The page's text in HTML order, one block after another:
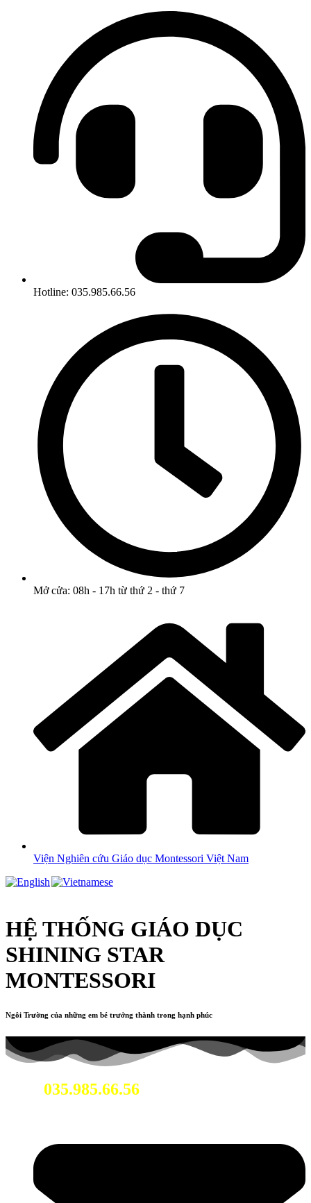
Hotline: 035.985.66.56
Mở cửa: 08h - 17h từ thứ 2 - thứ 7
Viện Nghiên cứu Giáo dục Montessori Việt Nam
HỆ THỐNG GIÁO DỤC
SHINING STAR
MONTESSORI
Ngôi Trường của những em bé trưởng thành trong hạnh phúc
035.985.66.56